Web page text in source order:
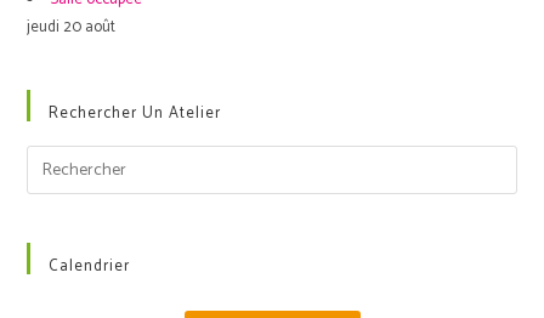
jeudi 20 août
Rechercher Un Atelier
Calendrier